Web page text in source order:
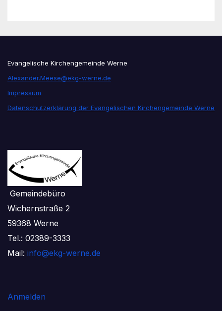
Evangelische Kirchengemeinde Werne
Alexander.Meese@ekg-werne.de
Impressum
Datenschutzerklärung der Evangelischen Kirchengemeinde Werne
Gemeindebüro
Wichernstraße 2
59368 Werne
Tel.: 02389-3333
Mail: info@ekg-werne.de
Anmelden